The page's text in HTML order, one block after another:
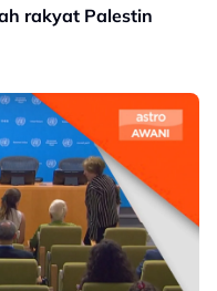
rakyat Palestin